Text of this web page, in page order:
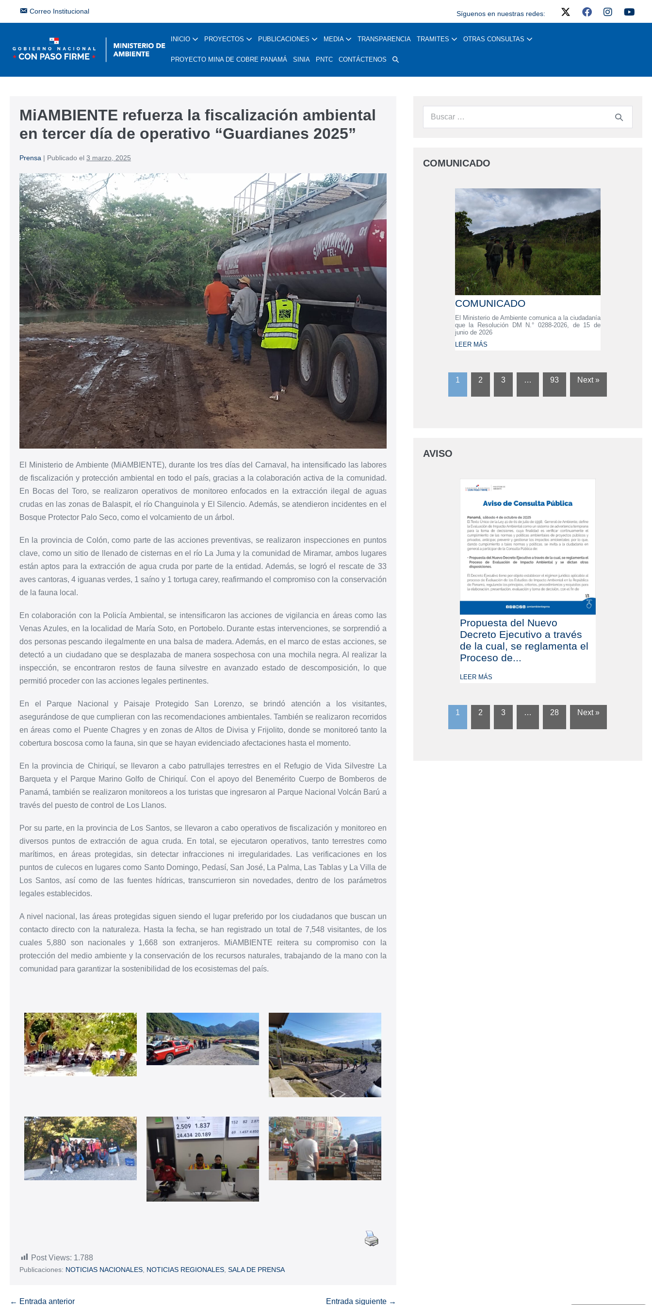
Correo Institucional Síguenos en nuestras redes:
INICIO PROYECTOS PUBLICACIONES MEDIA TRANSPARENCIA TRAMITES OTRAS CONSULTAS
PROYECTO MINA DE COBRE PANAMÁ SINIA PNTC CONTÁCTENOS
MiAMBIENTE refuerza la fiscalización ambiental
en tercer día de operativo “Guardianes 2025”
Prensa | Publicado el 3 marzo, 2025
El Ministerio de Ambiente (MiAMBIENTE), durante los tres días del Carnaval, ha intensificado las labores
de fiscalización y protección ambiental en todo el país, gracias a la colaboración activa de la comunidad.
En Bocas del Toro, se realizaron operativos de monitoreo enfocados en la extracción ilegal de aguas
crudas en las zonas de Balaspit, el río Changuinola y El Silencio. Además, se atendieron incidentes en el
Bosque Protector Palo Seco, como el volcamiento de un árbol.
En la provincia de Colón, como parte de las acciones preventivas, se realizaron inspecciones en puntos
clave, como un sitio de llenado de cisternas en el río La Juma y la comunidad de Miramar, ambos lugares
están aptos para la extracción de agua cruda por parte de la entidad. Además, se logró el rescate de 33
aves cantoras, 4 iguanas verdes, 1 saíno y 1 tortuga carey, reafirmando el compromiso con la conservación
de la fauna local.
En colaboración con la Policía Ambiental, se intensificaron las acciones de vigilancia en áreas como las
Venas Azules, en la localidad de María Soto, en Portobelo. Durante estas intervenciones, se sorprendió a
dos personas pescando ilegalmente en una balsa de madera. Además, en el marco de estas acciones, se
detectó a un ciudadano que se desplazaba de manera sospechosa con una mochila negra. Al realizar la
inspección, se encontraron restos de fauna silvestre en avanzado estado de descomposición, lo que
permitió proceder con las acciones legales pertinentes.
En el Parque Nacional y Paisaje Protegido San Lorenzo, se brindó atención a los visitantes,
asegurándose de que cumplieran con las recomendaciones ambientales. También se realizaron recorridos
en áreas como el Puente Chagres y en zonas de Altos de Divisa y Frijolito, donde se monitoreó tanto la
cobertura boscosa como la fauna, sin que se hayan evidenciado afectaciones hasta el momento.
En la provincia de Chiriquí, se llevaron a cabo patrullajes terrestres en el Refugio de Vida Silvestre La
Barqueta y el Parque Marino Golfo de Chiriquí. Con el apoyo del Benemérito Cuerpo de Bomberos de
Panamá, también se realizaron monitoreos a los turistas que ingresaron al Parque Nacional Volcán Barú a
través del puesto de control de Los Llanos.
Por su parte, en la provincia de Los Santos, se llevaron a cabo operativos de fiscalización y monitoreo en
diversos puntos de extracción de agua cruda. En total, se ejecutaron operativos, tanto terrestres como
marítimos, en áreas protegidas, sin detectar infracciones ni irregularidades. Las verificaciones en los
puntos de culecos en lugares como Santo Domingo, Pedasí, San José, La Palma, Las Tablas y La Villa de
Los Santos, así como de las fuentes hídricas, transcurrieron sin novedades, dentro de los parámetros
legales establecidos.
A nivel nacional, las áreas protegidas siguen siendo el lugar preferido por los ciudadanos que buscan un
contacto directo con la naturaleza. Hasta la fecha, se han registrado un total de 7,548 visitantes, de los
cuales 5,880 son nacionales y 1,668 son extranjeros. MiAMBIENTE reitera su compromiso con la
protección del medio ambiente y la conservación de los recursos naturales, trabajando de la mano con la
comunidad para garantizar la sostenibilidad de los ecosistemas del país.
Post Views: 1.788
Publicaciones: NOTICIAS NACIONALES NOTICIAS REGIONALES SALA DE PRENSA
← Entrada anterior Entrada siguiente →
COMUNICADO
COMUNICADO
El Ministerio de Ambiente comunica a la ciudadanía
que la Resolución DM N.° 0288-2026, de 15 de
junio de 2026
LEER MÁS
1 2 3 … 93 Next »
AVISO
Propuesta del Nuevo
Decreto Ejecutivo a través
de la cual, se reglamenta el
Proceso de...
LEER MÁS
1 2 3 … 28 Next »